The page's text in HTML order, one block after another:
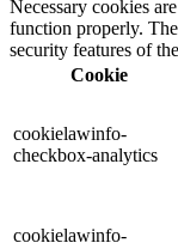
Necessary cookies
function properly.
security features of
Cookie
cookielawinfo-
checkbox-analytics
cookielawinfo-